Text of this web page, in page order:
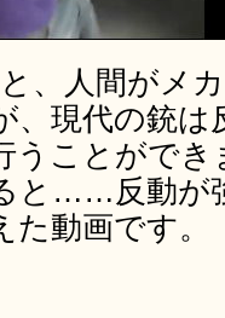
、人間がメ
、現代の銃は
うことがで
と……反動が
動画です。